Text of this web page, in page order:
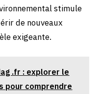
stimule
de nouveaux
exigeante.
.fr : explorer le
pour comprendre